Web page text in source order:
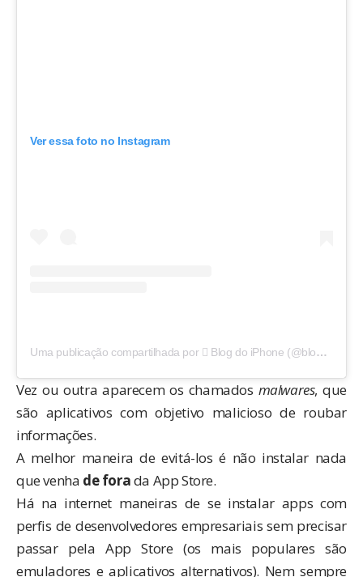
Ver essa foto no Instagram
Uma publicação compartilhada por  Blog do iPhone (@blogdoiphone)
Vez ou outra aparecem os chamados malwares, que
são aplicativos com objetivo malicioso de roubar
informações.
A melhor maneira de evitá-los é não instalar nada
que venha de forada App Store.
Há na internet maneiras de se instalar apps com
perfis de desenvolvedores empresariais sem precisar
passar pela App Store (os mais populares são
emuladores e aplicativos alternativos). Nem sempre